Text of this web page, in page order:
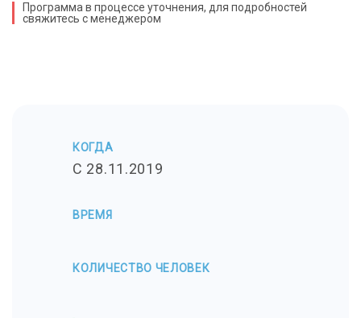
Программа в процессе уточнения, для подробностей
свяжитесь с менеджером
КОГДА
C 28.11.2019
ВРЕМЯ
КОЛИЧЕСТВО ЧЕЛОВЕК